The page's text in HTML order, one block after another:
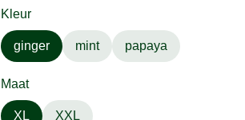
Kleur
ginger mint papaya
Maat
XL XXL